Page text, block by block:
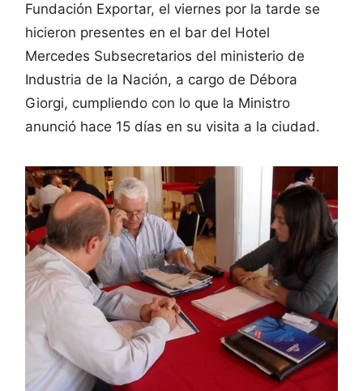
Fundación Exportar, el viernes por la tarde se
hicieron presentes en el bar del Hotel
Mercedes Subsecretarios del ministerio de
Industria de la Nación, a cargo de Débora
Giorgi, cumpliendo con lo que la Ministro
anunció hace 15 días en su visita a la ciudad.